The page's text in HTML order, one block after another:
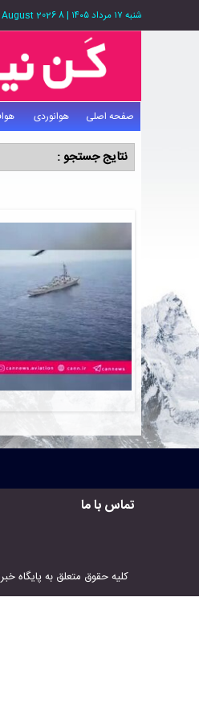
شنبه ۱۷ مرداد ۱۴۰۵ |
8 August 2026
صفحه اصلی هوانوردی
نتایج جستجو :
تماس با ما
کلیه حقوق متعلق به پایگاه